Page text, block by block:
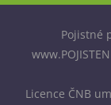
Pojistné
Licence ČNB